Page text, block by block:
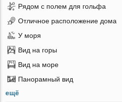
Рядом с полем для гольфа
Отличное расположение дома
У моря
Вид на горы
Вид на море
Панорамный вид
ещё